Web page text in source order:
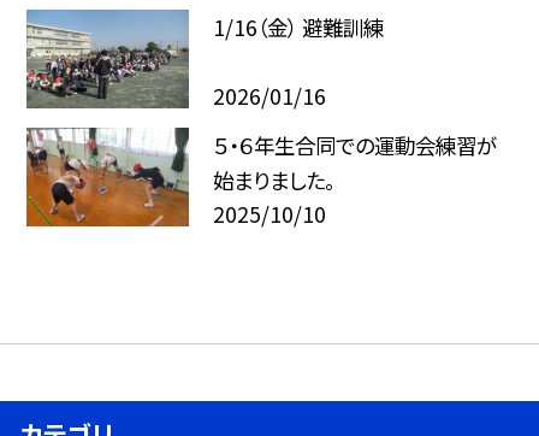
1/16（金） 避難訓練
2026/01/16
５・６年生合同での運動会練習が
始まりました。
2025/10/10